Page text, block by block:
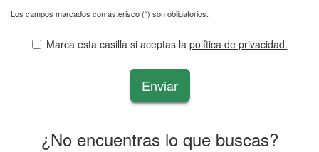
Los campos marcados con asterisco (*) son obligatorios.
Marca esta casilla si aceptas la política de privacidad.
Enviar
¿No encuentras lo que buscas?